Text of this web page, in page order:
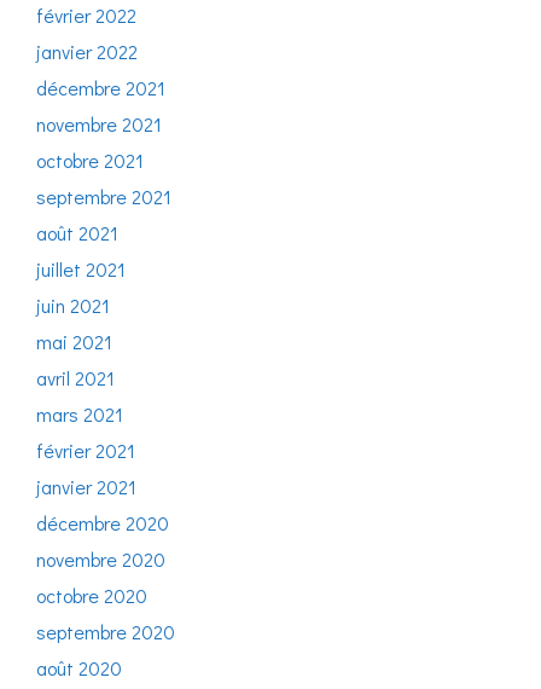
février 2022
janvier 2022
décembre 2021
novembre 2021
octobre 2021
septembre 2021
août 2021
juillet 2021
juin 2021
mai 2021
avril 2021
mars 2021
février 2021
janvier 2021
décembre 2020
novembre 2020
octobre 2020
septembre 2020
août 2020